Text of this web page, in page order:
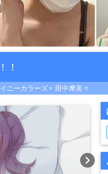
！
ニーカラーズ 田中摩美々
chevron_right